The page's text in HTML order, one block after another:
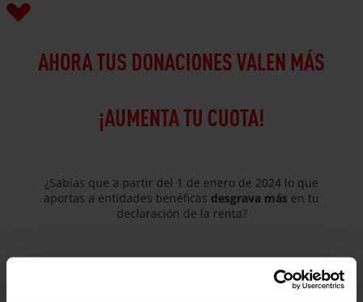
AHORA TUS DONACIONES VALEN MÁS
¡AUMENTA TU CUOTA!
¿Sabías que a partir del 1 de enero de 2024 lo que
aportas a entidades benéficas desgrava más en tu
declaración de la renta?
Si eres donante particular